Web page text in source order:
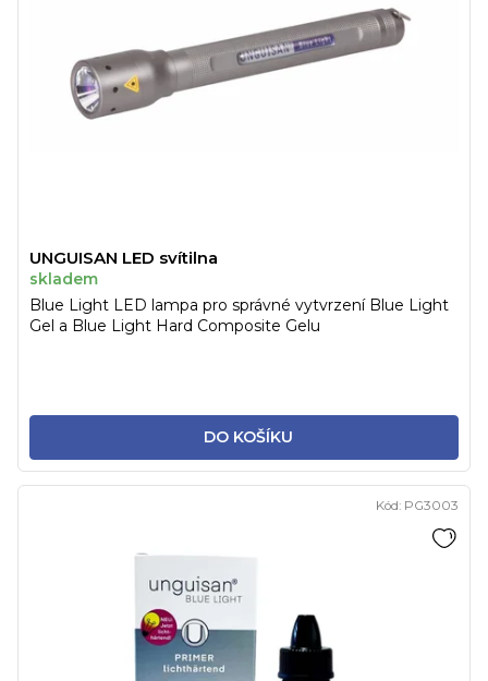
UNGUISAN LED svítilna
skladem
DO KOŠÍKU
Blue Light LED lampa pro správné vytvrzení Blue Light
Gel a Blue Light Hard Composite Gelu
Kód: PG3003